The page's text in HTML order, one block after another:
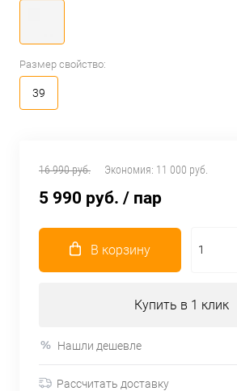
Размер свойство:
39
16 990 руб. Экономия: 11 000 руб.
5 990 руб. / пар
В корзину
Купить в 1 клик
Нашли дешевле
Рассчитать доставку